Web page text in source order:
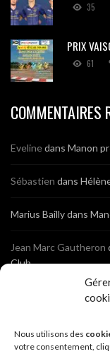
Nous utilisons des
votre consentement,
35
PRIX
61
COMMENTAIRES
Evelinedans Manon
Sébastien dans
Marius Baillydans
Jean Marc Gautheron
Club
Photos de
Sébastien dans